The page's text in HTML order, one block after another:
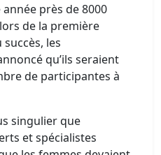
près de 8000
de la première
succès, les
qu’ils seraient
de participantes à
singulier que
et spécialistes